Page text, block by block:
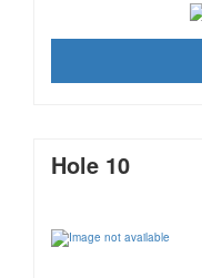
Hole 10